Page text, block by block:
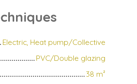
Electric, Heat pump/Collective
PVC/Double glazing
38 m²